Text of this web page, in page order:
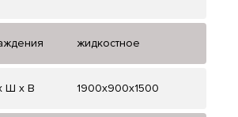
жидкостное
Ш x В 1900x900x1500